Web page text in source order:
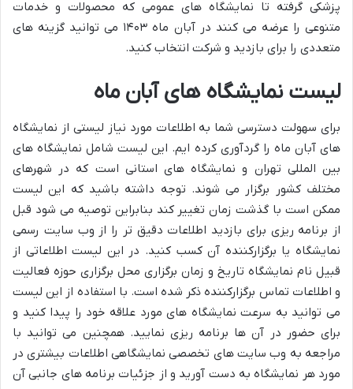
پزشکی گرفته تا نمایشگاه های عمومی که محصولات و خدمات
متنوعی را عرضه می کنند در آبان ماه ۱۴۰۳ می توانید گزینه های
متعددی را برای بازدید و شرکت انتخاب کنید.
لیست نمایشگاه های آبان ماه
برای سهولت دسترسی شما به اطلاعات مورد نیاز لیستی از نمایشگاه
های آبان ماه را گردآوری کرده ایم. این لیست شامل نمایشگاه های
بین المللی تهران و نمایشگاه های استانی است که در شهرهای
مختلف کشور برگزار می شوند. توجه داشته باشید که این لیست
ممکن است با گذشت زمان تغییر کند بنابراین توصیه می شود قبل
از برنامه ریزی برای بازدید اطلاعات دقیق تر را از وب سایت رسمی
نمایشگاه یا برگزارکننده آن کسب کنید. در این لیست اطلاعاتی از
قبیل نام نمایشگاه تاریخ و زمان برگزاری محل برگزاری حوزه فعالیت
و اطلاعات تماس برگزارکننده ذکر شده است. با استفاده از این لیست
می توانید به سرعت نمایشگاه های مورد علاقه خود را پیدا کنید و
برای حضور در آن ها برنامه ریزی نمایید. همچنین می توانید با
مراجعه به وب سایت های تخصصی نمایشگاهی اطلاعات بیشتری در
مورد هر نمایشگاه به دست آورید و از جزئیات برنامه های جانبی آن